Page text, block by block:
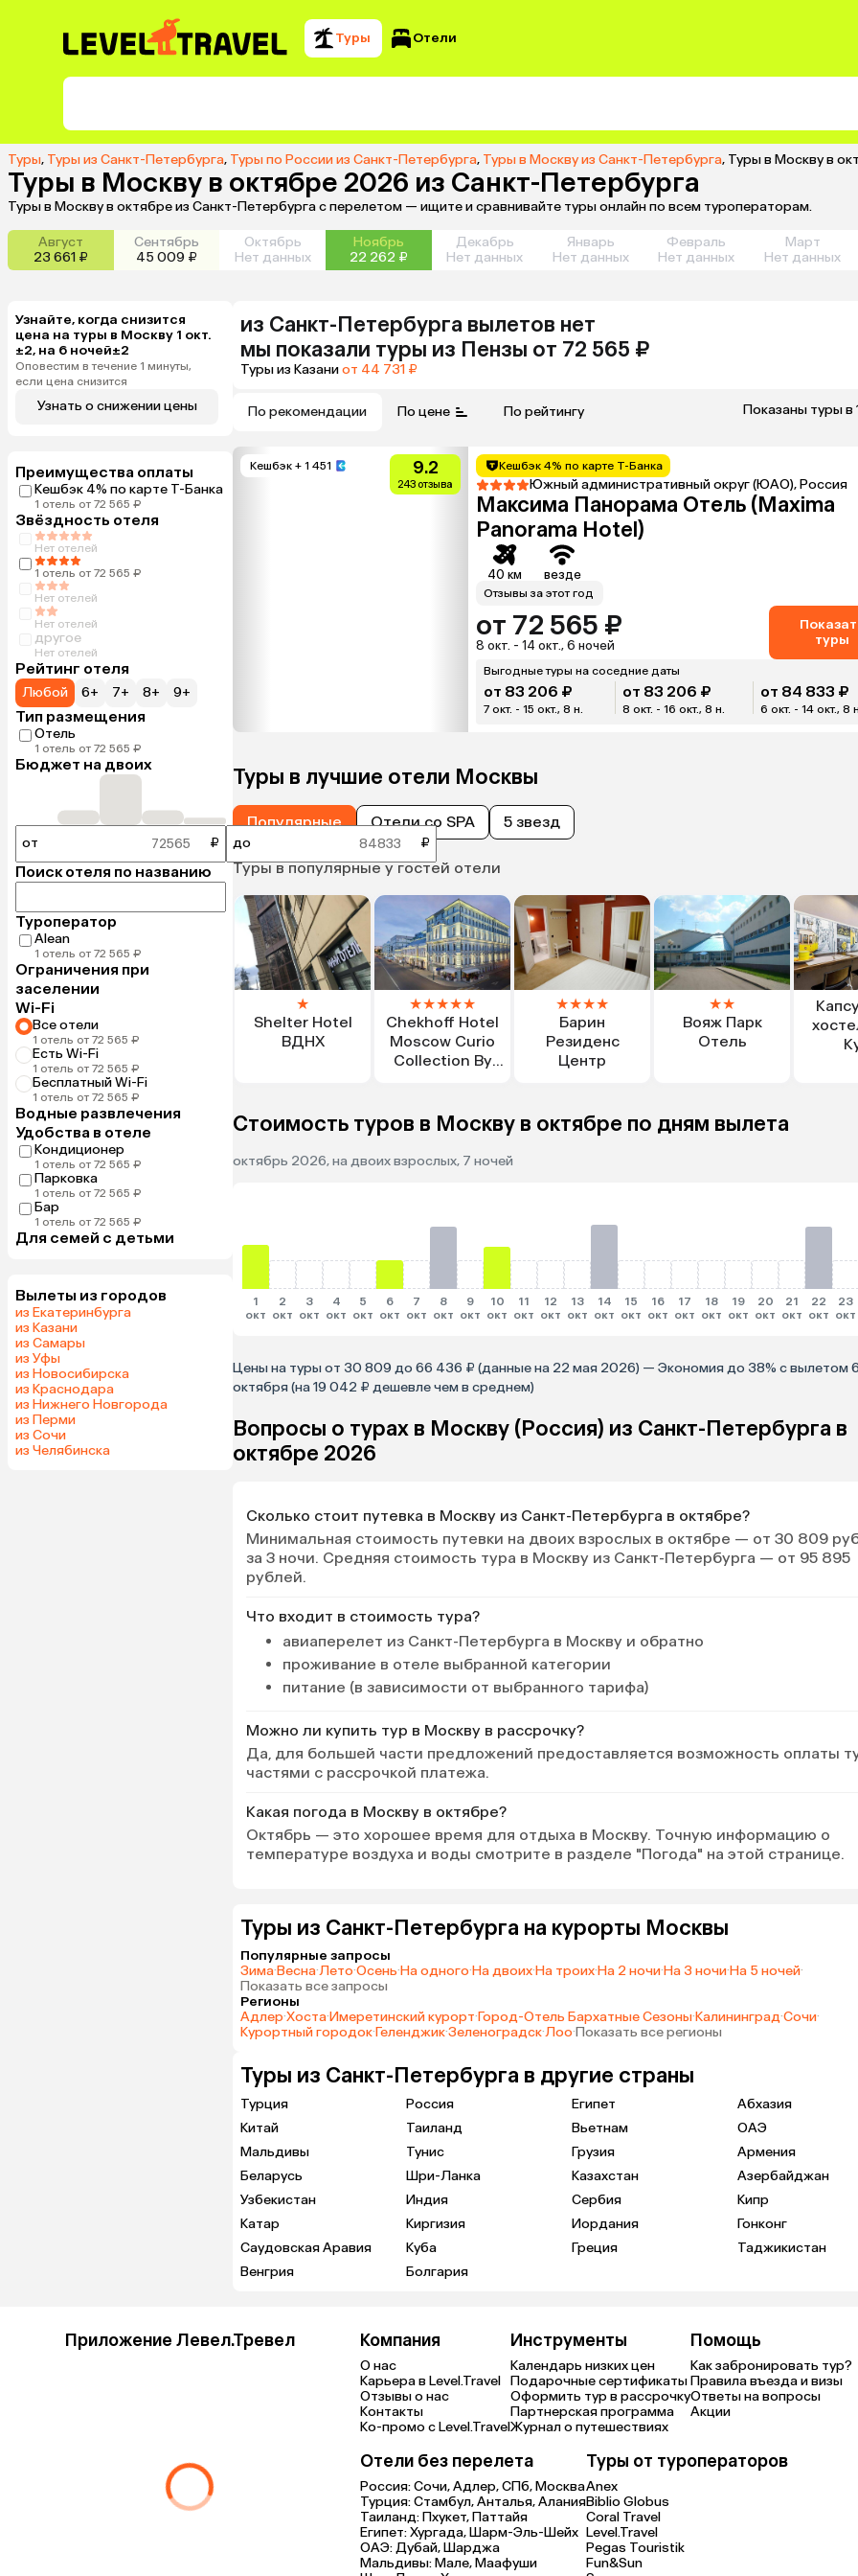
Туры Отели
Туры, Туры из Санкт-Петербурга, Туры по России из Санкт-Петербурга, Туры в Москву из Санкт-Петербурга, Туры в Москву в
Туры в Москву в октябре 2026 из Санкт-Петербурга
Туры в Москву в октябре из Санкт-Петербурга с перелетом — ищите и сравнивайте туры онлайн по всем туроператорам.
Август
23 661 ₽
Сентябрь
45 009 ₽
Октябрь
Нет данных
Ноябрь
22 262 ₽
Декабрь
Нет данных
Январь
Нет данных
Февраль
Нет данных
Март
Нет данных
Узнайте, когда снизится
цена на туры в Москву 1 окт.
±2, на 6 ночей±2
Оповестим в течение 1 минуты,
если цена снизится
Узнать о снижении цены
Преимущества оплаты
Кешбэк 4% по карте Т-Банка
1 отель от 72 565 ₽
Звёздность отеля
Нет отелей
1 отель от 72 565 ₽
Нет отелей
Нет отелей
другое
Нет отелей
Рейтинг отеля
Любой 6+ 7+ 8+ 9+
Тип размещения
Отель
1 отель от 72 565 ₽
Бюджет на двоих
от ₽ до ₽
Поиск отеля по названию
Туроператор
Alean
1 отель от 72 565 ₽
Ограничения при
заселении
Wi-Fi
Все отели
1 отель от 72 565 ₽
Есть Wi-Fi
1 отель от 72 565 ₽
Бесплатный Wi-Fi
1 отель от 72 565 ₽
Водные развлечения
Удобства в отеле
Кондиционер
1 отель от 72 565 ₽
Парковка
1 отель от 72 565 ₽
Бар
1 отель от 72 565 ₽
Для семей с детьми
Вылеты из городов
из Екатеринбурга
из Казани
из Самары
из Уфы
из Новосибирска
из Краснодара
из Нижнего Новгорода
из Перми
из Сочи
из Челябинска
из Санкт-Петербурга вылетов нет
мы показали туры из Пензы от 72 565 ₽
Туры из Казаниот 44 731 ₽
По рекомендации По цене По рейтингу Показаны туры в
Кешбэк + 1 451 9.2
243 отзыва
Кешбэк 4% по карте Т-Банка
Южный административный округ (ЮАО), Россия
Максима Панорама Отель (Maxima
Panorama Hotel)
40 км везде
Отзывы за этот год
от 72 565 ₽
8 окт. - 14 окт., 6 ночей
туры
Выгодные туры на соседние даты
от 83 206 ₽
7 окт. - 15 окт., 8 н.
от 83 206 ₽
8 окт. - 16 окт., 8 н.
от 84 833 ₽
6 окт. - 14 окт., 8
Туры в лучшие отели Москвы
Популярные Отели со SPA 5 звезд
Туры в популярные у гостей отели
★
Shelter Hotel
ВДНХ
★★★★★
Chekhoff Hotel
Moscow Curio
Collection By
★★★★
Барин
Резиденс
Центр
★★
Вояж Парк
Отель
Стоимость туров в Москву в октябре по дням вылета
октябрь 2026, на двоих взрослых, 7 ночей
1
окт
2
окт
3
окт
4
окт
5
окт
6
окт
7
окт
8
окт
9
окт
10
окт
11
окт
12
окт
13
окт
14
окт
15
окт
16
окт
17
окт
18
окт
19
окт
20
окт
21
окт
22
окт
23
окт
Цены на туры от 30 809 до 66 436 ₽ (данные на 22 мая 2026) — Экономия до 38% с вылетом
октября (на 19 042 ₽ дешевле чем в среднем)
Вопросы о турах в Москву (Россия) из Санкт-Петербурга в
октябре 2026
Сколько стоит путевка в Москву из Санкт-Петербурга в октябре?
Минимальная стоимость путевки на двоих взрослых в октябре — от 30 809
за 3 ночи. Средняя стоимость тура в Москву из Санкт-Петербурга — от 95 895
рублей.
Что входит в стоимость тура?
авиаперелет из Санкт-Петербурга в Москву и обратно
проживание в отеле выбранной категории
питание (в зависимости от выбранного тарифа)
Можно ли купить тур в Москву в рассрочку?
Да, для большей части предложений предоставляется возможность оплаты
частями с рассрочкой платежа.
Какая погода в Москву в октябре?
Октябрь — это хорошее время для отдыха в Москву. Точную информацию о
температуре воздуха и воды смотрите в разделе "Погода" на этой странице.
Туры из Санкт-Петербурга на курорты Москвы
Популярные запросы
Зима·Весна·Лето·Осень·На одного·На двоих·На троих·На 2 ночи·На 3 ночи·На 5 ночей·
Показать все запросы
Регионы
Адлер·Хоста·Имеретинский курорт·Город-Отель Бархатные Сезоны·Калининград·Сочи·
Курортный городок·Геленджик·Зеленоградск·Лоо·Показать все регионы
Туры из Санкт-Петербурга в другие страны
Турция Россия Египет
Абхазия
Китай
Таиланд Вьетнам
ОАЭ
Мальдивы
Тунис Грузия
Армения
Беларусь
Шри-Ланка Казахстан
Азербайджан
Узбекистан
Индия Сербия
Кипр
Катар
Киргизия Иордания
Гонконг
Саудовская Аравия
Куба Греция
Таджикистан
Венгрия
Болгария
Приложение Левел.Тревел Компания
О нас
Карьера в Level.Travel
Отзывы о нас
Контакты
Ко-промо с Level.Travel
Инструменты
Календарь низких цен
Подарочные сертификаты
Оформить тур в рассрочку
Партнерская программа
Журнал о путешествиях
Помощь
Как забронировать тур?
Правила въезда и визы
Ответы на вопросы
Акции
Отели без перелета
Россия:Сочи,Адлер,СПб,Москва
Турция:Стамбул,Анталья,Алания
Таиланд:Пхукет,Паттайя
Египет:Хургада,Шарм-Эль-Шейх
ОАЭ:Дубай,Шарджа
Мальдивы:Мале,Маафуши
Туры от туроператоров
Anex
Biblio Globus
Coral Travel
Level.Travel
Pegas Touristik
Fun&Sun